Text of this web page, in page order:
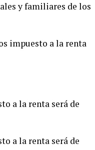
y familiares de los
impuesto a la renta
a la renta será de
a la renta será de